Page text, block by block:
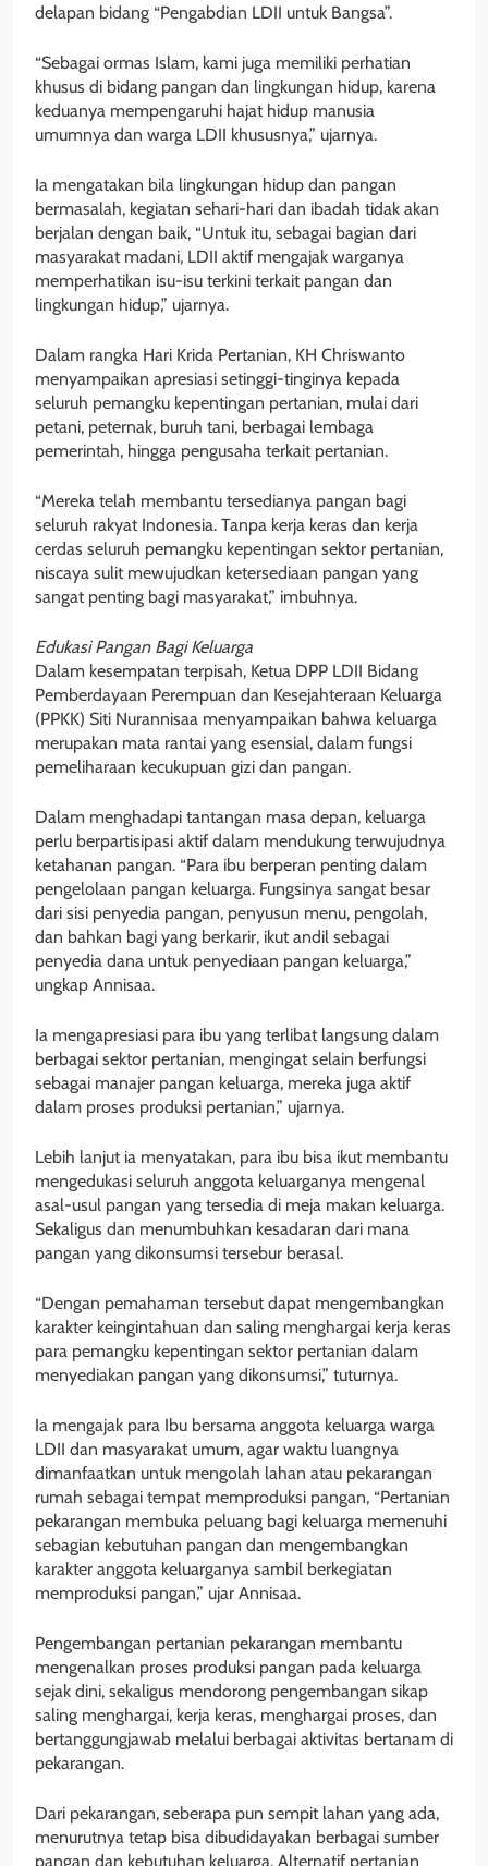
delapan bidang “Pengabdian LDII untuk Bangsa”.
“Sebagai ormas Islam, kami juga memiliki perhatian
khusus di bidang pangan dan lingkungan hidup, karena
keduanya mempengaruhi hajat hidup manusia
umumnya dan warga LDII khususnya,” ujarnya.
Ia mengatakan bila lingkungan hidup dan pangan
bermasalah, kegiatan sehari-hari dan ibadah tidak akan
berjalan dengan baik, “Untuk itu, sebagai bagian dari
masyarakat madani, LDII aktif mengajak warganya
memperhatikan isu-isu terkini terkait pangan dan
lingkungan hidup,” ujarnya.
Dalam rangka Hari Krida Pertanian, KH Chriswanto
menyampaikan apresiasi setinggi-tinginya kepada
seluruh pemangku kepentingan pertanian, mulai dari
petani, peternak, buruh tani, berbagai lembaga
pemerintah, hingga pengusaha terkait pertanian.
“Mereka telah membantu tersedianya pangan bagi
seluruh rakyat Indonesia. Tanpa kerja keras dan kerja
cerdas seluruh pemangku kepentingan sektor pertanian,
niscaya sulit mewujudkan ketersediaan pangan yang
sangat penting bagi masyarakat,” imbuhnya.
Edukasi Pangan Bagi Keluarga
Dalam kesempatan terpisah, Ketua DPP LDII Bidang
Pemberdayaan Perempuan dan Kesejahteraan Keluarga
(PPKK) Siti Nurannisaa menyampaikan bahwa keluarga
merupakan mata rantai yang esensial, dalam fungsi
pemeliharaan kecukupuan gizi dan pangan.
Dalam menghadapi tantangan masa depan, keluarga
perlu berpartisipasi aktif dalam mendukung terwujudnya
ketahanan pangan. “Para ibu berperan penting dalam
pengelolaan pangan keluarga. Fungsinya sangat besar
dari sisi penyedia pangan, penyusun menu, pengolah,
dan bahkan bagi yang berkarir, ikut andil sebagai
penyedia dana untuk penyediaan pangan keluarga,”
ungkap Annisaa.
Ia mengapresiasi para ibu yang terlibat langsung dalam
berbagai sektor pertanian, mengingat selain berfungsi
sebagai manajer pangan keluarga, mereka juga aktif
dalam proses produksi pertanian,” ujarnya.
Lebih lanjut ia menyatakan, para ibu bisa ikut membantu
mengedukasi seluruh anggota keluarganya mengenal
asal-usul pangan yang tersedia di meja makan keluarga.
Sekaligus dan menumbuhkan kesadaran dari mana
pangan yang dikonsumsi tersebur berasal.
“Dengan pemahaman tersebut dapat mengembangkan
karakter keingintahuan dan saling menghargai kerja keras
para pemangku kepentingan sektor pertanian dalam
menyediakan pangan yang dikonsumsi,” tuturnya.
Ia mengajak para Ibu bersama anggota keluarga warga
LDII dan masyarakat umum, agar waktu luangnya
dimanfaatkan untuk mengolah lahan atau pekarangan
rumah sebagai tempat memproduksi pangan, “Pertanian
pekarangan membuka peluang bagi keluarga memenuhi
sebagian kebutuhan pangan dan mengembangkan
karakter anggota keluarganya sambil berkegiatan
memproduksi pangan,” ujar Annisaa.
Pengembangan pertanian pekarangan membantu
mengenalkan proses produksi pangan pada keluarga
sejak dini, sekaligus mendorong pengembangan sikap
saling menghargai, kerja keras, menghargai proses, dan
bertanggungjawab melalui berbagai aktivitas bertanam di
pekarangan.
Dari pekarangan, seberapa pun sempit lahan yang ada,
menurutnya tetap bisa dibudidayakan berbagai sumber
pangan dan kebutuhan keluarga. Alternatif pertanian